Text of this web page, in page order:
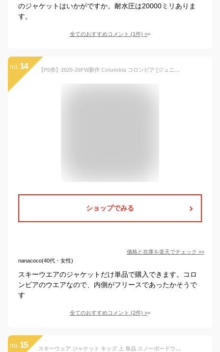
のジャケットはいかがですか。耐水圧は20000ミリありま
す。
全てのおすすめコメント (1件) >
no. 14 【P5倍】2025-26FW新作 Columbia コロンビア [ジュニア] スノージャケット [130cm/140cm/155cm]SB6356 スキーウェア ボードウエア スノーウェア アルパインアクション 防寒防水 撥水 SKI ジャンパー ユース キッズ 子供 男子女子 小学生 学校 通学 雪遊び 手袋 秋冬 AW kkzz
ショップでみる
価格と在庫を楽天でチェック >>
nanacoco(40代・女性)
スキーウエアのジャケットだけ単品で購入できます。コロ
ンビアのウエアなので、内側がフリースであったかそうで
す
全てのおすすめコメント (2件) >
no. 15 スキーウェア ジャケット キッズ 上 単品 スノーボードウェア スノーウェア ジュニア 男の子 女の子 子供 子ども こども 120 130 140 150 160 雪遊び スキー ソリ スノーボード スノボ スノボー スノー ウェア 送料無料 2025-2026 新作